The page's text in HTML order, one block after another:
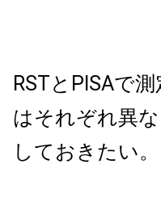
RSTとPISAで
はそれぞれ異
しておきたい。